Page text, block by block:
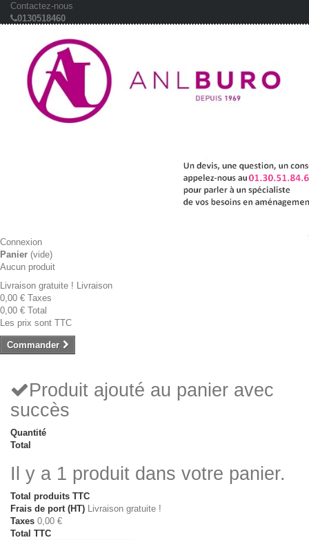
Contactez-nous
0130518460
Connexion
Panier (vide)
Aucun produit
Livraison gratuite ! Livraison
0,00 € Taxes
0,00 € Total
Les prix sont TTC
Commander
Produit ajouté au panier avec
succès
Quantité
Total
Il y a 1 produit dans votre panier.
Total produits TTC
Frais de port (HT) Livraison gratuite !
Taxes 0,00 €
Total TTC